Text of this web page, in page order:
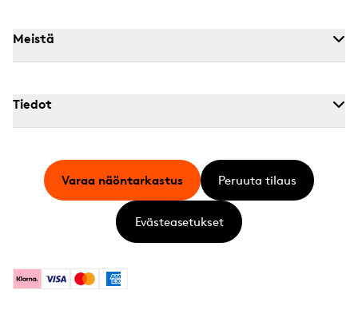
Meistä
Tiedot
KlarnaVisa MastercardAmerican Express
Varaa näöntarkastus Peruuta tilaus
Evästeasetukset